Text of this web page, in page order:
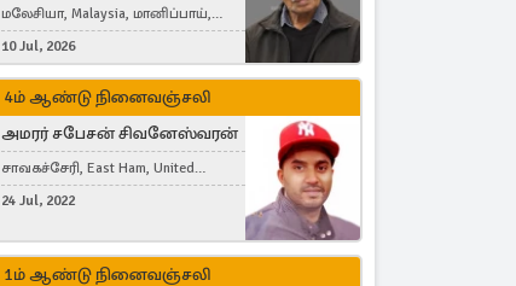
மலேசியா, Malaysia, மானிப்பாய்,
Duisburg, Germany, London, United
Kingdom
10 Jul, 2026
4ம் ஆண்டு நினைவஞ்சலி
அமரர் சபேசன் சிவனேஸ்வரன்
சாவகச்சேரி, East Ham, United
Kingdom
24 Jul, 2022
1ம் ஆண்டு நினைவஞ்சலி